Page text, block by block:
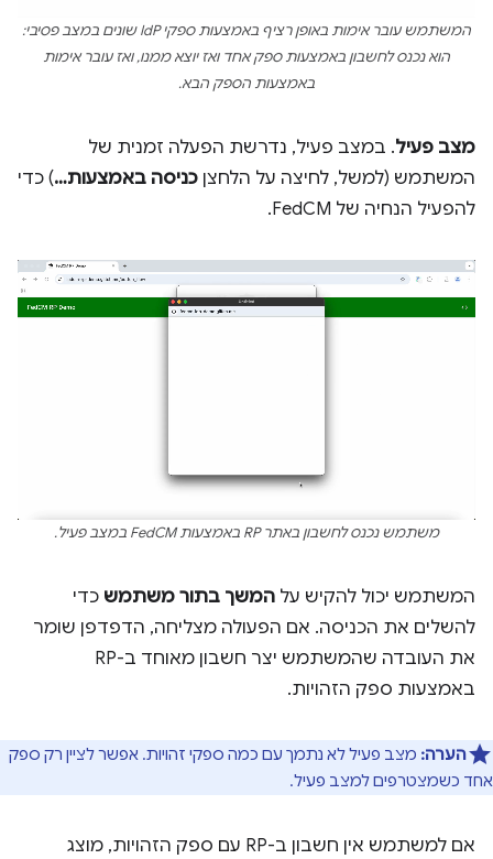
המשתמש עובר אימות באופן רציף באמצעות ספקי IdP שונים במצב פסיבי:
הוא נכנס לחשבון באמצעות ספק אחד ואז יוצא ממנו, ואז עובר אימות
באמצעות הספק הבא.
מצב פעיל. במצב פעיל, נדרשת הפעלה זמנית של
המשתמש (למשל, לחיצה על הלחצן כניסה באמצעות…) כדי
להפעיל הנחיה של FedCM.
משתמש נכנס לחשבון באתר RP באמצעות FedCM במצב פעיל.
המשתמש יכול להקיש על המשך בתור משתמש כדי
להשלים את הכניסה. אם הפעולה מצליחה, הדפדפן שומר
את העובדה שהמשתמש יצר חשבון מאוחד ב-RP
באמצעות ספק הזהויות.
הערה: מצב פעיל לא נתמך עם כמה ספקי זהויות. אפשר לציין רק ספק
אחד כשמצטרפים למצב פעיל.
אם למשתמש אין חשבון ב-RP עם ספק הזהויות, מוצג